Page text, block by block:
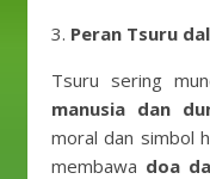
3. Peran Tsuru
Tsuru sering
manusia dan
moral dan simbol
membawa doa